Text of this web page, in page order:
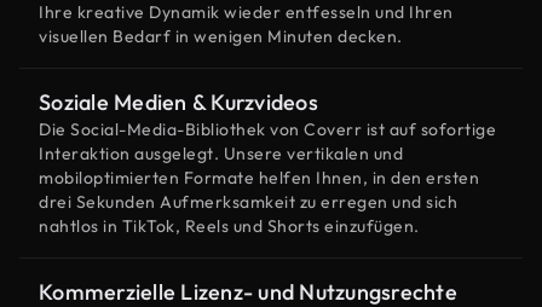
Ihre kreative Dynamik wieder entfesseln und Ihren
visuellen Bedarf in wenigen Minuten decken.
Soziale Medien & Kurzvideos
Die Social-Media-Bibliothek von Coverr ist auf sofortige
Interaktion ausgelegt. Unsere vertikalen und
mobiloptimierten Formate helfen Ihnen, in den ersten
drei Sekunden Aufmerksamkeit zu erregen und sich
nahtlos in TikTok, Reels und Shorts einzufügen.
Kommerzielle Lizenz- und Nutzungsrechte